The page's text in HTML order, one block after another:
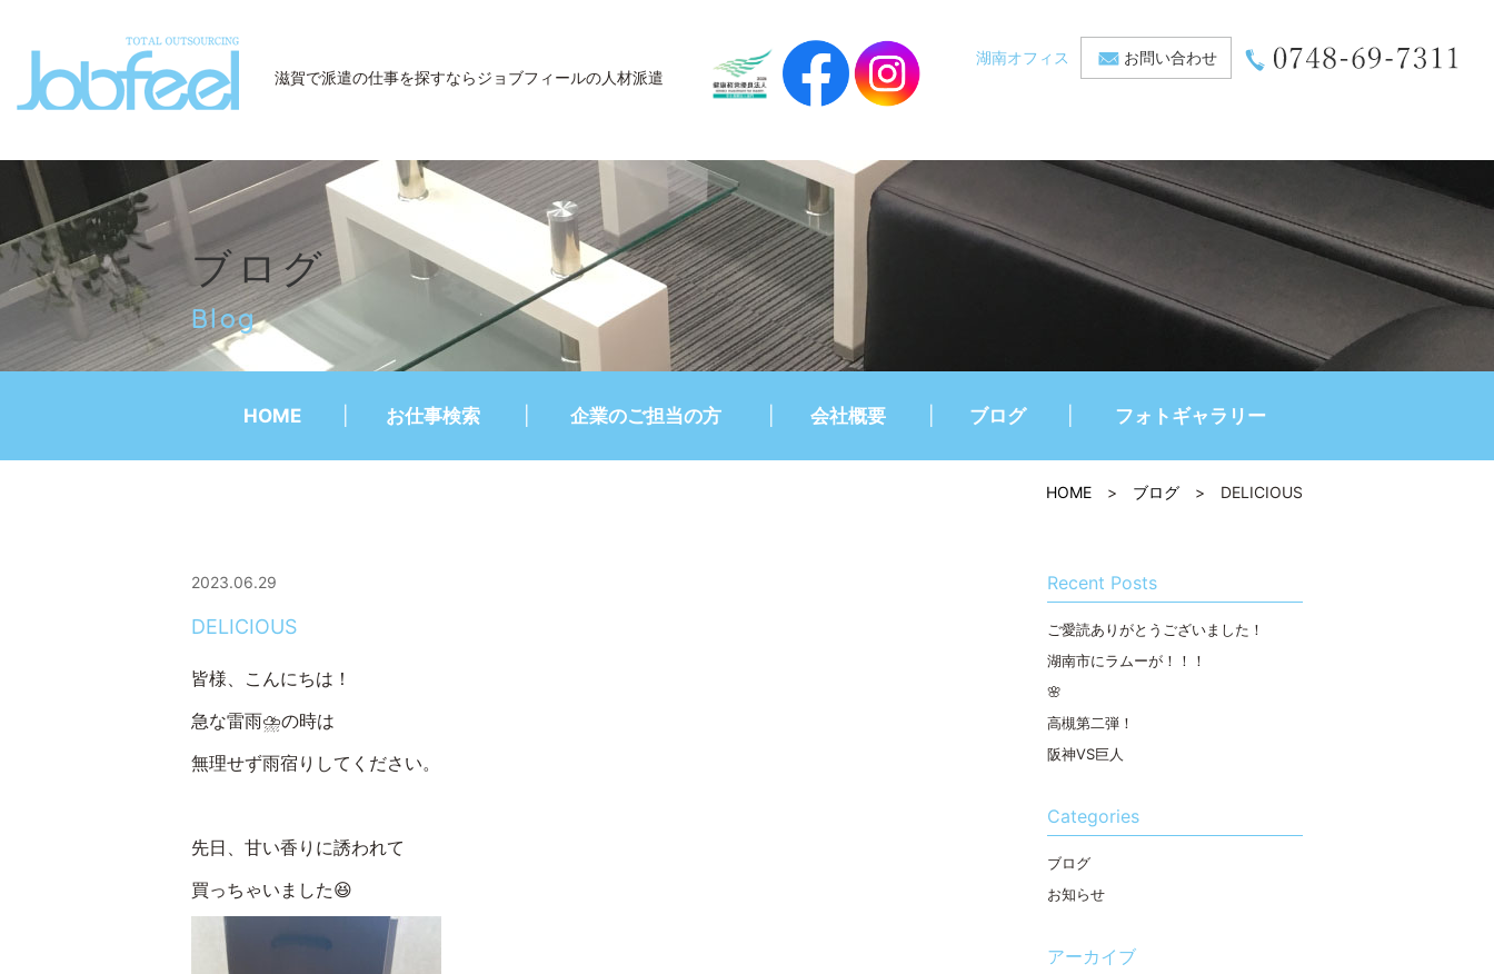
滋賀で派遣の仕事を探すならジョブフィールの人材派遣
湖南オフィス お問い合わせ
ブログ
Blog
HOME お仕事検索 企業のご担当の方 会社概要 ブログ フォトギャラリー
HOME > ブログ > DELICIOUS
2023.06.29
DELICIOUS
皆様、こんにちは！
急な雷雨⛈の時は
無理せず雨宿りしてください。
先日、甘い香りに誘われて
買っちゃいました😆
Recent Posts
ご愛読ありがとうございました！
湖南市にラムーが！！！
🌸
高槻第二弾！
阪神VS巨人
Categories
ブログ
お知らせ
アーカイブ